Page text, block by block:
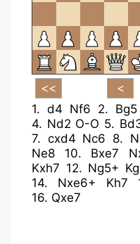
1. d4 Nf6 2. Bg5
4. Nd2 O-O 5.
7. cxd4 Nc6 8.
Ne8
10. Bxe7
Kxh7 12. Ng5+
14. Nxe6+ Kh7
16. Qxe7